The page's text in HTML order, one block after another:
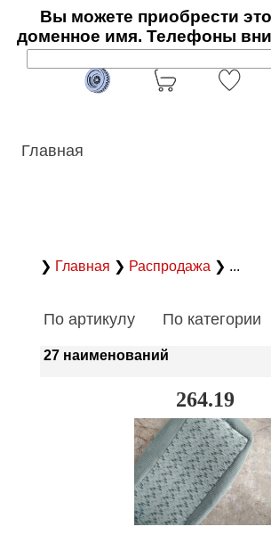
Вы можете приобрести
доменное имя. Телефоны
Главная
❯ Главная ❯ Распродажа ❯ ...
По артикулу По категории
27 наименований
264.19